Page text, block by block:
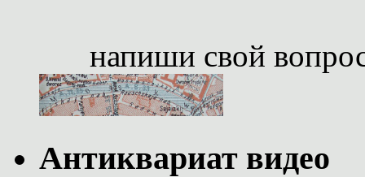
напиши свой
Антиквариат видео